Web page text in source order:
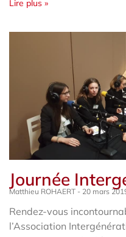
Lire plus »
Journée
Matthieu ROHAERT 20 mars
Rendez-vous
l’Association